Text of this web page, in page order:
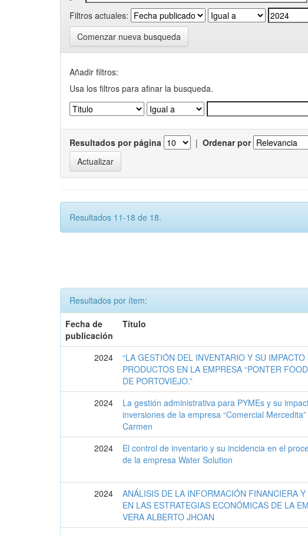
Filtros actuales:
Comenzar nueva busqueda
Añadir filtros:
Usa los filtros para afinar la busqueda.
Resultados por página | Ordenar por
Resultados 11-18 de 18.
Resultados por ítem:
Fecha de
publicación
Título
2024
“LA GESTIÓN DEL INVENTARIO Y SU
PRODUCTOS EN LA EMPRESA “PONTER
DE PORTOVIEJO.”
2024
La gestión administrativa para PYMEs y su
inversiones de la empresa “Comercial
Carmen
2024
El control de inventario y su incidencia en el
de la empresa Water Solution
2024
ANÁLISIS DE LA INFORMACIÓN FINANCIERA
EN LAS ESTRATEGIAS ECONÓMICAS DE LA
VERA ALBERTO JHOAN